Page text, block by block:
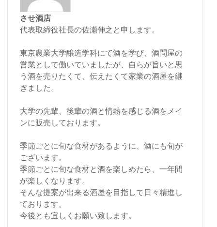
させ酒店
代表取締役社長の佐瀬伸之と申します。
東京農業大学醸造学科にて酒を学び、酒問屋の
営業として働いていましたが、自らが旨いと思
う酒を売りたくて、伝えたくて家業の酒屋を継
ぎました。
大学の先輩、後輩の酒と情熱を感じる酒をメイ
ンに販売しております。
季節ごとに旬な食材があるように、酒にも旬が
ございます。
季節ごとに旬な食材と酒を楽しめたら、一年間
が楽しくなります。
そんな提案が出来る酒屋を目指して日々精進し
ております。
今後とも宜しくお願い致します。